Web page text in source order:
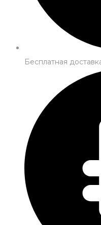
Бесплатная